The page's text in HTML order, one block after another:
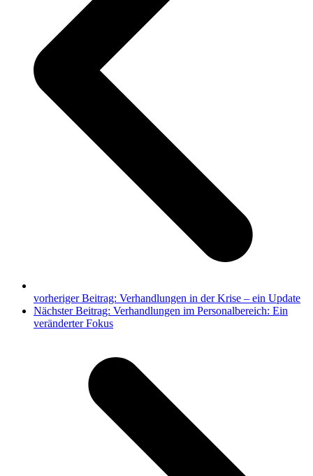
vorheriger Beitrag: Verhandlungen in der Krise – ein Update
Nächster Beitrag: Verhandlungen im Personalbereich: Ein
veränderter Fokus